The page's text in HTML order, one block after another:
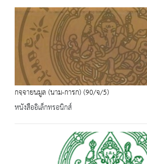
กจฺจายนมูล (นาม-การก) (90/จ/5)
หนังสืออิเล็กทรอนิกส์